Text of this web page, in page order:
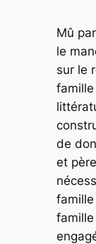
Mû
le
sur le
de
et